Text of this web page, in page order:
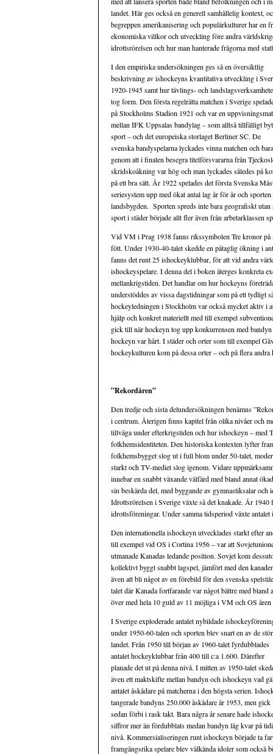
landet. Här ges också en generell samhällelig kontext,
begreppen amerikanisering och populärkulturer har en
ekonomiska villkor och utveckling före andra
idrottsrörelsen och hur man hanterade frågorna med
I den empiriska undersökningen ges så en översiktlig
beskrivning av ishockeyns kvantitativa utveckling i
1920-1945 samt hur tävlings- och
tog form. Den första regelrätta matchen i Sverige
på Stockholms Stadion 1921 och var en
mellan IFK Uppsalas bandylag – som alltså tillfälligt
sport – och det europeiska storlaget Berliner SC. De
svenska bandyspelarna lyckades vinna matchen och
genom att i finalen besegra titelförsvararna från
skridskoåkning var hög och man lyckades således på
på ett bra sätt. År 1922 spelades det första Svenska
seriesystem upp med ökat antal lag år för år och
landsbygden. Sporten spreds inte bara geografiskt
sport i städer började allt fler även från arbetarklassen
Vid VM i Prag 1938 fanns rikssymbolen Tre kronor på
fött. Under 1930-40-talet skedde en påtaglig ökning i
fanns det runt 25 ishockeyklubbar, för att vid andra
ishockeyspelare. I denna del i boken återges konkreta
mellankrigstiden. Det handlar om hur hockeyns
understöddes av vissa dagstidningar som på ett tydligt
hockeyledningen i Stockholm var också mycket aktiv i
hjälp och konkret materiellt med till exempel
gick till när hockeyn tog upp konkurrensen med
hockeyn var hårt. I städer och orter som till exempel
hockeykulturen kom på dessa orter – och på flera
”Rekordåren”
Den tredje och sista delundersökningen benämns
i centrum. Återigen finns kapitel från olika nivåer och
tillväga under efterkrigstiden och hur ishockeyn – med
folkhemsidentiteten. Den historiska kontexten lyfter
folkhemsbygget slog ut i full blom under 50-talet,
starkt och TV-mediet slog igenom. Vidare
innebar en snabbt växande välfärd med bland annat
sin beskärda del, med byggande av gymnastiksalar
Idrottsrörelsen i Sverige växte så det knakade. År
idrottsföreningar. Under samma tidsperiod växte
Den internationella ishockeyn utvecklades starkt efter
till exempel vid OS i Cortina 1956 – var att
utmanade Kanadas ledande position. Sovjet kom
kollektivt byggt snabbt lagspel, jämfört med den
även att bli något av en förebild för den svenska
talet där Kanada fortfarande var något bättre med
över med hela 10 guld av 11 möjliga i VM och OS
I Sverige exploderade antalet nybildade
under 1950-60-talen och sporten blev snart en av de
landet. Från 1950 till början av 1960-talet fyrdubblades
antalet hockeyklubbar från 400 till c:a 1.600. Därefter
planade det ut på denna nivå. I mitten av 1950-talet
även ett maktskifte mellan bandyn och ishockeyn vad
antalet åskådare på matcherna i den högsta serien.
tangerade bandyns 250.000 åskådare år 1953, men gick
sedan förbi i rask takt. Bara några år senare hade
siffror mer än fördubblats medan bandyn låg kvar på
nivå. Kommersialiseringen runt ishockeyn började ta
framgångsrika spelare blev välkända idoler som också